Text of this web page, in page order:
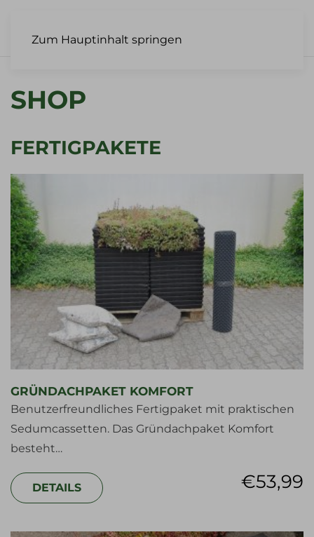
Zum Hauptinhalt springen
SHOP
FERTIGPAKETE
GRÜNDACHPAKET KOMFORT
Benutzerfreundliches Fertigpaket mit praktischen
Sedumcassetten. Das Gründachpaket Komfort
besteht…
€53,99
DETAILS